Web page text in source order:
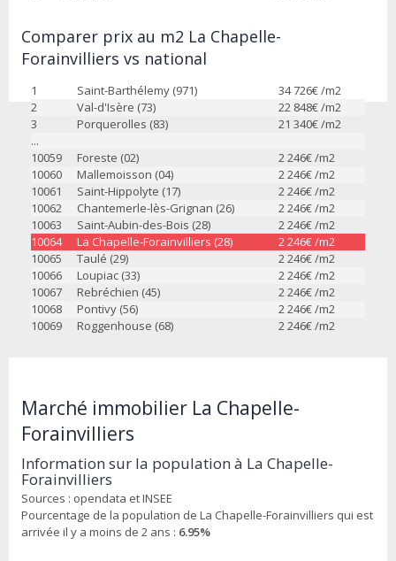
Comparer prix au m2 La Chapelle-
Forainvilliers vs national
1 Saint-Barthélemy (971) 34 726€ /m2
2
Val-d'Isère (73) 22 848€ /m2
3
Porquerolles (83) 21 340€ /m2
...
10059
Foreste (02) 2 246€ /m2
10060
Mallemoisson (04) 2 246€ /m2
10061
Saint-Hippolyte (17) 2 246€ /m2
10062
Chantemerle-lès-Grignan (26) 2 246€ /m2
10063
Saint-Aubin-des-Bois (28) 2 246€ /m2
10064
La Chapelle-Forainvilliers (28) 2 246€ /m2
10065
Taulé (29) 2 246€ /m2
10066
Loupiac (33) 2 246€ /m2
10067
Rebréchien (45) 2 246€ /m2
10068
Pontivy (56) 2 246€ /m2
10069
Roggenhouse (68) 2 246€ /m2
Marché immobilier La Chapelle-
Forainvilliers
Information sur la population à La Chapelle-
Forainvilliers
Sources : opendata et INSEE
Pourcentage de la population de La Chapelle-Forainvilliers qui est
arrivée il y a moins de 2 ans : 6.95%